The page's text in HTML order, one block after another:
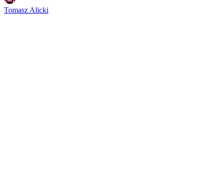
Tomasz Alicki